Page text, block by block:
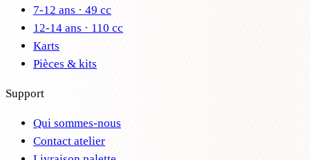
7-12 ans · 49 cc
12-14 ans · 110 cc
Karts
Pièces & kits
Support
Qui sommes-nous
Contact atelier